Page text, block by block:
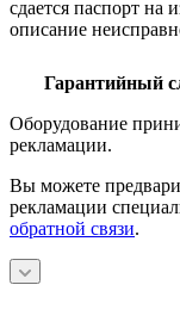
сдается паспорт на
описание
Гарантийный
Оборудование
рекламации.
Вы можете
рекламации
обратной связи.